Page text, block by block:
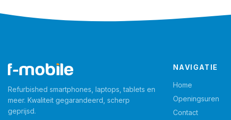
Refurbished smartphones, laptops, tablets en
meer. Kwaliteit gegarandeerd, scherp
geprijsd.
NAVIGATIE
Home
Openingsuren
Contact